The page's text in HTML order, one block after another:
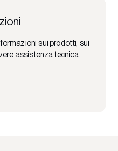
sui prodotti, sui
assistenza tecnica.